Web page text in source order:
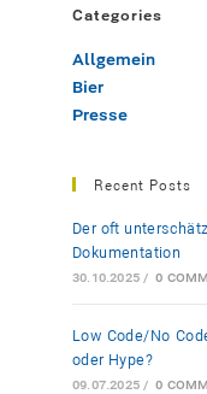
Categories
Allgemein
Bier
Presse
Recent Posts
Der oft
Dokumentation
30.10.2025 / 0
Low-Code/No-
oder Hype?
09.07.2025 / 0